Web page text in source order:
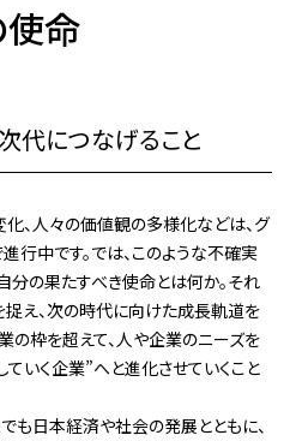
使命
代につなげること
、人々の価値観の多様化などは、グ
行中です。では、このような不確実
分の果たすべき使命とは何か。それ
え、次の時代に向けた成長軌道を
の枠を超えて、人や企業のニーズを
いく企業”へと進化させていくこと
も日本経済や社会の発展とともに、